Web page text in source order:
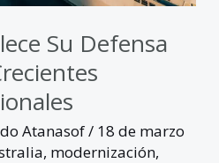
Su Defensa
Atanasof/ 18 de marzo
, modernización,